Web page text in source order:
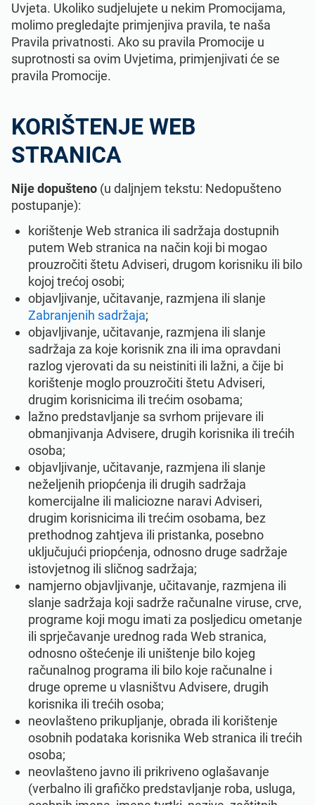
Uvjeta. Ukoliko sudjelujete u nekim Promocijama,
molimo pregledajte primjenjiva pravila, te naša
Pravila privatnosti. Ako su pravila Promocije u
suprotnosti sa ovim Uvjetima, primjenjivati će se
pravila Promocije.
KORIŠTENJE WEB
STRANICA
Nije dopušteno (u daljnjem tekstu: Nedopušteno
postupanje):
korištenje Web stranica ili sadržaja dostupnih
putem Web stranica na način koji bi mogao
prouzročiti štetu Adviseri, drugom korisniku ili bilo
kojoj trećoj osobi;
objavljivanje, učitavanje, razmjena ili slanje
Zabranjenih sadržaja;
objavljivanje, učitavanje, razmjena ili slanje
sadržaja za koje korisnik zna ili ima opravdani
razlog vjerovati da su neistiniti ili lažni, a čije bi
korištenje moglo prouzročiti štetu Adviseri,
drugim korisnicima ili trećim osobama;
lažno predstavljanje sa svrhom prijevare ili
obmanjivanja Advisere, drugih korisnika ili trećih
osoba;
objavljivanje, učitavanje, razmjena ili slanje
neželjenih priopćenja ili drugih sadržaja
komercijalne ili maliciozne naravi Adviseri,
drugim korisnicima ili trećim osobama, bez
prethodnog zahtjeva ili pristanka, posebno
uključujući priopćenja, odnosno druge sadržaje
istovjetnog ili sličnog sadržaja;
namjerno objavljivanje, učitavanje, razmjena ili
slanje sadržaja koji sadrže računalne viruse, crve,
programe koji mogu imati za posljedicu ometanje
ili sprječavanje urednog rada Web stranica,
odnosno oštećenje ili uništenje bilo kojeg
računalnog programa ili bilo koje računalne i
druge opreme u vlasništvu Advisere, drugih
korisnika ili trećih osoba;
neovlašteno prikupljanje, obrada ili korištenje
osobnih podataka korisnika Web stranica ili trećih
osoba;
neovlašteno javno ili prikriveno oglašavanje
(verbalno ili grafičko predstavljanje roba, usluga,